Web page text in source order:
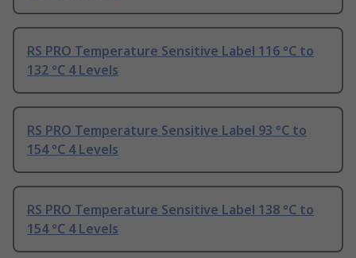
RS PRO Temperature Sensitive Label 116 °C to
132 °C 4 Levels
RS PRO Temperature Sensitive Label 93 °C to
154 °C 4 Levels
RS PRO Temperature Sensitive Label 138 °C to
154 °C 4 Levels